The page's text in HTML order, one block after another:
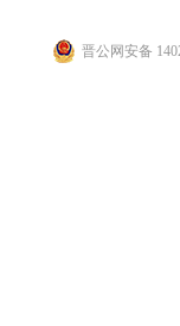
晋公网安备